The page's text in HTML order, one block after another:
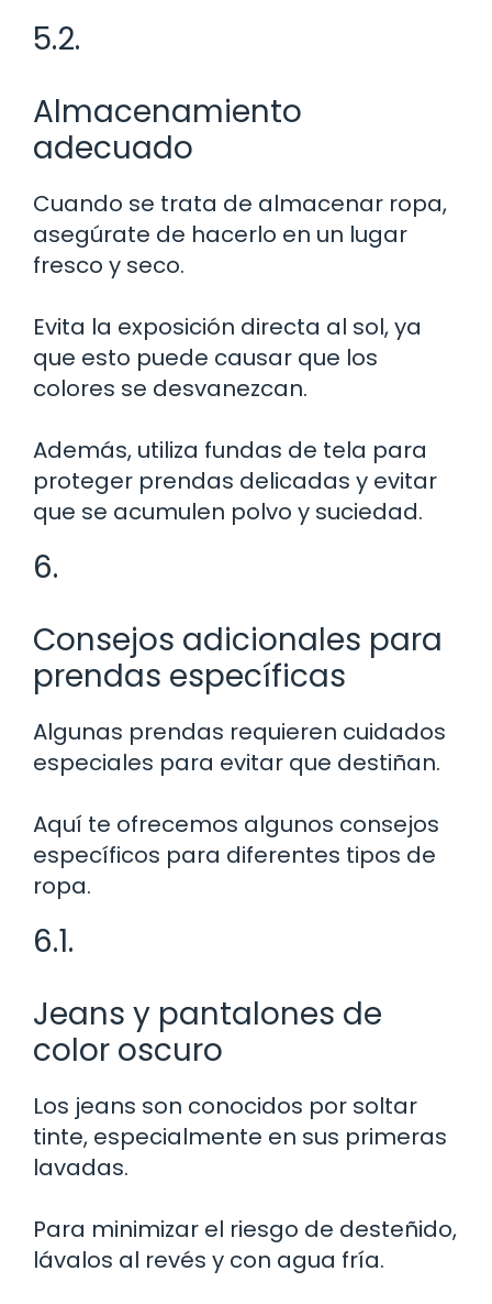
5.2.
Almacenamiento
adecuado
Cuando se trata de almacenar ropa,
asegúrate de hacerlo en un lugar
fresco y seco.
Evita la exposición directa al sol, ya
que esto puede causar que los
colores se desvanezcan.
Además, utiliza fundas de tela para
proteger prendas delicadas y evitar
que se acumulen polvo y suciedad.
6.
Consejos adicionales para
prendas específicas
Algunas prendas requieren cuidados
especiales para evitar que destiñan.
Aquí te ofrecemos algunos consejos
específicos para diferentes tipos de
ropa.
6.1.
Jeans y pantalones de
color oscuro
Los jeans son conocidos por soltar
tinte, especialmente en sus primeras
lavadas.
Para minimizar el riesgo de desteñido,
lávalos al revés y con agua fría.